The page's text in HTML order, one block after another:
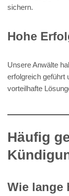
sichern.
Hohe
Unsere Anwälte
erfolgreich geführt
vorteilhafte
Häufig
Wie lange